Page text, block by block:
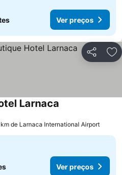
Ver preços
Partilhar
Larnaca
de Larnaca International Airport
Ver preços